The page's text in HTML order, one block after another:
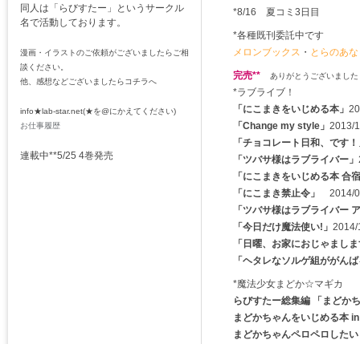
*8/16 夏コミ3日目
*各種既刊委託中です
メロンブックス ・ とらのあな
完売** ありがとうございました
*ラブライブ！
「にこまきをいじめる本」
「Change my style」 2013/
「チョコレート日和、です
「ツバサ様はラブライバー」
「にこまきをいじめる本 合
「にこまき禁止令」
2014/
「ツバサ様はラブライバー
「今日だけ魔法使い!」 2014/
「日曜、お家におじゃまし
「ヘタレなソルゲ組ががん
*魔法少女まどか☆マギカ
らびすたー総集編 「まどか
まどかちゃんをいじめる本
まどかちゃんペロペロした
同人は「らびすたー」というサークル
名で活動しております。
漫画・イラストのご依頼がございましたらご相
談ください。
他、感想などございましたらコチラへ
info★lab-star.net(★を@にかえてください)
お仕事履歴
連載中**5/25 4巻発売